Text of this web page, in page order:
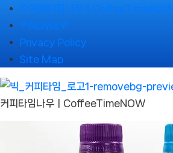
Skip
to
content
🌹커피타임나우ㅣ
🌹NOWs🌹
Privacy Policy
Site Map
커피타임나우ㅣCoffeeTimeNOW